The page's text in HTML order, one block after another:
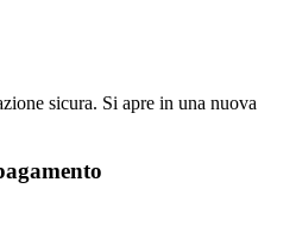
sicura. Si apre in una nuova